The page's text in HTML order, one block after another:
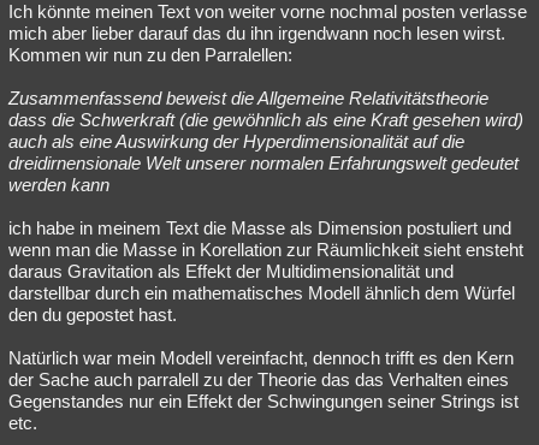
Ich könnte meinen Text von weiter vorne nochmal posten verlasse
mich aber lieber darauf das du ihn irgendwann noch lesen wirst.
Kommen wir nun zu den Parralellen:
Zusammenfassend beweist die Allgemeine Relativitätstheorie
dass die Schwerkraft (die gewöhnlich als eine Kraft gesehen wird)
auch als eine Auswirkung der Hyperdimensionalität auf die
dreidirnensionale Welt unserer normalen Erfahrungswelt gedeutet
werden kann
ich habe in meinem Text die Masse als Dimension postuliert und
wenn man die Masse in Korellation zur Räumlichkeit sieht ensteht
daraus Gravitation als Effekt der Multidimensionalität und
darstellbar durch ein mathematisches Modell ähnlich dem Würfel
den du gepostet hast.
Natürlich war mein Modell vereinfacht, dennoch trifft es den Kern
der Sache auch parralell zu der Theorie das das Verhalten eines
Gegenstandes nur ein Effekt der Schwingungen seiner Strings ist
etc.